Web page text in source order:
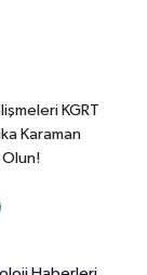
KGRT
Karaman